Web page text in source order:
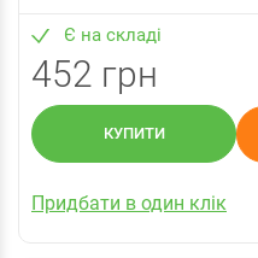
Є на складі
452 грн
КУПИТИ
Придбати в один клік